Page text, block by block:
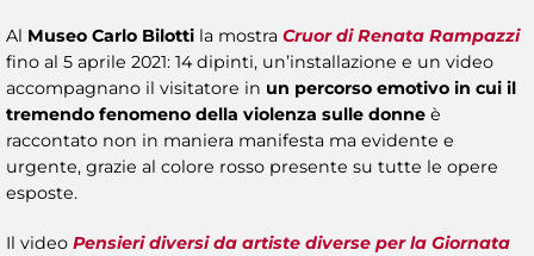
Al Museo Carlo Bilotti la mostra Cruor di Renata Rampazzi
fino al 5 aprile 2021: 14 dipinti, un’installazione e un video
accompagnano il visitatore in un percorso emotivo in cui il
tremendo fenomeno della violenza sulle donne è
raccontato non in maniera manifesta ma evidente e
urgente, grazie al colore rosso presente su tutte le opere
esposte.
Il video Pensieri diversi da artiste diverse per la Giornata